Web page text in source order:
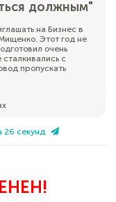
должным"
на Бизнес в
Этот год не
очень
с
пропускать
26 секунд